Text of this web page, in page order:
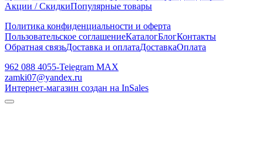
Акции / СкидкиПопулярные товары
Политика конфиденциальности и оферта
Пользовательское соглашениеКаталогБлогКонтакты
Обратная связьДоставка и оплатаДоставкаОплата
962 088 4055-Teiegram МАХ
zamki07@yandex.ru
Интернет-магазин создан на InSales